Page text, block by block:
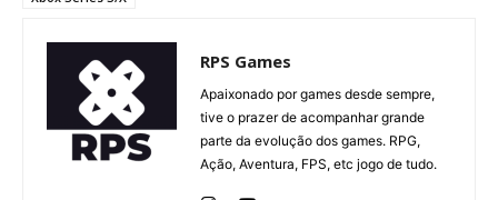
RPS Games
Apaixonado por games desde sempre,
tive o prazer de acompanhar grande
parte da evolução dos games. RPG,
Ação, Aventura, FPS, etc jogo de tudo.